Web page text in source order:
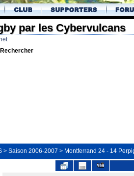
par les Cybervulcans
Rechercher
> Saison 2006-2007 > Montferrand 24 - 14